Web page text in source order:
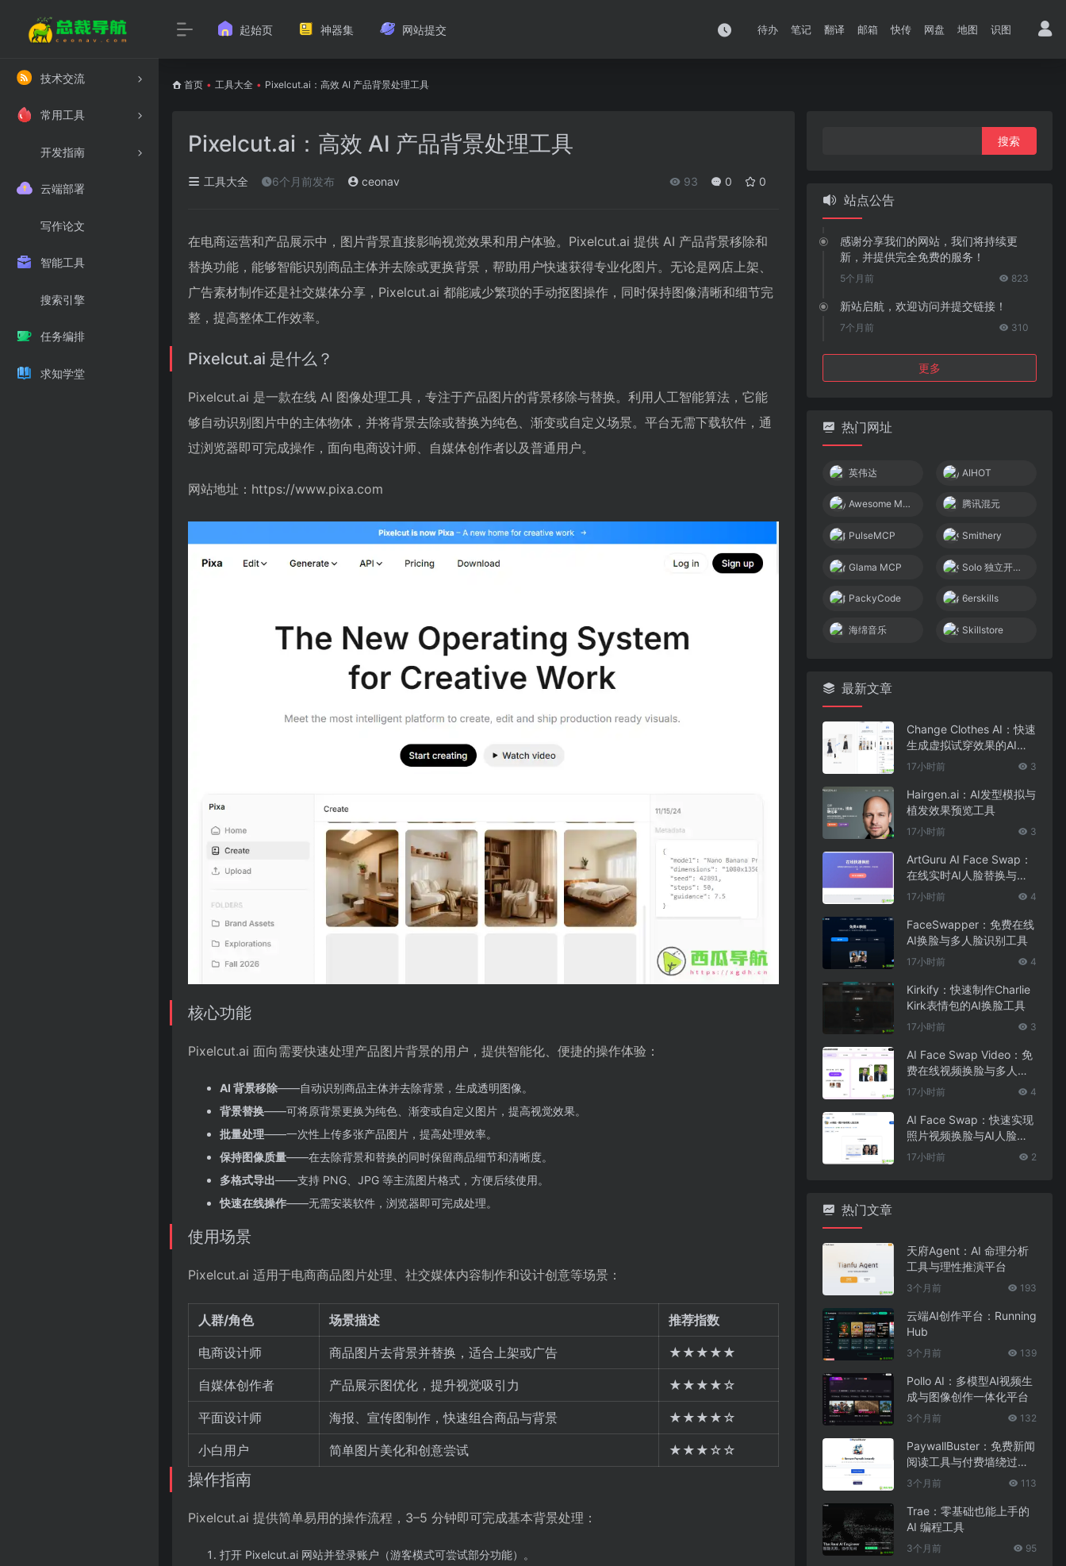
技术交流
常用工具
开发指南
云端部署
写作论文
智能工具
搜索引擎
任务编排
求知学堂
起始页 神器集 网站提交 待办 笔记 翻译 邮箱 快传 网盘 地图 识图
首页 • 工具大全 • Pixelcut.ai：高效 AI 产品背景处理工具
Pixelcut.ai：高效 AI 产品背景处理工具
工具大全 6个月前发布 ceonav 93 0 0
在电商运营和产品展示中，图片背景直接影响视觉效果和用户体验。Pixelcut.ai 提供 AI 产品背景移除和
替换功能，能够智能识别商品主体并去除或更换背景，帮助用户快速获得专业化图片。无论是网店上架、
广告素材制作还是社交媒体分享，Pixelcut.ai 都能减少繁琐的手动抠图操作，同时保持图像清晰和细节完
整，提高整体工作效率。
Pixelcut.ai 是什么？
Pixelcut.ai 是一款在线 AI 图像处理工具，专注于产品图片的背景移除与替换。利用人工智能算法，它能
够自动识别图片中的主体物体，并将背景去除或替换为纯色、渐变或自定义场景。平台无需下载软件，通
过浏览器即可完成操作，面向电商设计师、自媒体创作者以及普通用户。
网站地址：https://www.pixa.com
核心功能
Pixelcut.ai 面向需要快速处理产品图片背景的用户，提供智能化、便捷的操作体验：
AI 背景移除——自动识别商品主体并去除背景，生成透明图像。
背景替换——可将原背景更换为纯色、渐变或自定义图片，提高视觉效果。
批量处理——一次性上传多张产品图片，提高处理效率。
保持图像质量——在去除背景和替换的同时保留商品细节和清晰度。
多格式导出——支持 PNG、JPG 等主流图片格式，方便后续使用。
快速在线操作——无需安装软件，浏览器即可完成处理。
使用场景
Pixelcut.ai 适用于电商商品图片处理、社交媒体内容制作和设计创意等场景：
人群/角色 场景描述 推荐指数
电商设计师 商品图片去背景并替换，适合上架或广告 ★★★★★
自媒体创作者 产品展示图优化，提升视觉吸引力 ★★★★☆
平面设计师 海报、宣传图制作，快速组合商品与背景 ★★★★☆
小白用户 简单图片美化和创意尝试 ★★★☆☆
操作指南
Pixelcut.ai 提供简单易用的操作流程，3–5 分钟即可完成基本背景处理：
打开 Pixelcut.ai 网站并登录账户（游客模式可尝试部分功能）。
站点公告
感谢分享我们的网站，我们将持续更
新，并提供完全免费的服务！
5个月前 823
新站启航，欢迎访问并提交链接！
7个月前 310
更多
热门网址
英伟达 AIHOT
Awesome MCP Servers 腾讯混元
PulseMCP Smithery
Glama MCP Solo 独立开发者社区
PackyCode 6erskills
海绵音乐 Skillstore
最新文章
Change Clothes AI：快速
生成虚拟试穿效果的AI换
装工具
17小时前 3
Hairgen.ai：AI发型模拟与
植发效果预览工具
17小时前 3
ArtGuru AI Face Swap：
在线实时AI人脸替换与照
片编辑工具
17小时前 4
FaceSwapper：免费在线
AI换脸与多人脸识别工具
17小时前 4
Kirkify：快速制作Charlie
Kirk表情包的AI换脸工具
17小时前 3
AI Face Swap Video：免
费在线视频换脸与多人脸
替换工具
17小时前 4
AI Face Swap：快速实现
照片视频换脸与AI人脸替
换工具
17小时前 2
热门文章
天府Agent：AI 命理分析
工具与理性推演平台
3个月前 193
云端AI创作平台：Running
Hub
3个月前 139
Pollo AI：多模型AI视频生
成与图像创作一体化平台
3个月前 132
PaywallBuster：免费新闻
阅读工具与付费墙绕过助
手
3个月前 113
Trae：零基础也能上手的
AI 编程工具
3个月前 95